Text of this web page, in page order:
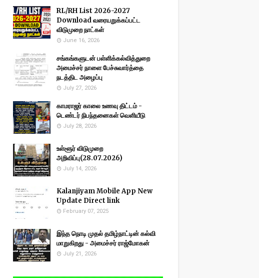
RL/RH List 2026-2027
Download வரையறுக்கப்பட்ட
விடுமுறை நாட்கள்
June 16, 2026
சங்கங்களுடன் பள்ளிக்கல்வித்துறை
அமைச்சர் நாளை பேச்சுவார்த்தை
நடத்திட அழைப்பு
July 27, 2026
காமராஜர் காலை உணவு திட்டம் -
டெண்டர் நிபந்தனைகள் வெளியீடு
July 28, 2026
உள்ளூர் விடுமுறை
அறிவிப்பு(28.07.2026)
July 14, 2026
Kalanjiyam Mobile App New
Update Direct link
February 07, 2025
இந்த நொடி முதல் தமிழ்நாட்டின் கல்வி
மாறுகிறது - அமைச்சர் ராஜ்மோகன்
July 21, 2026